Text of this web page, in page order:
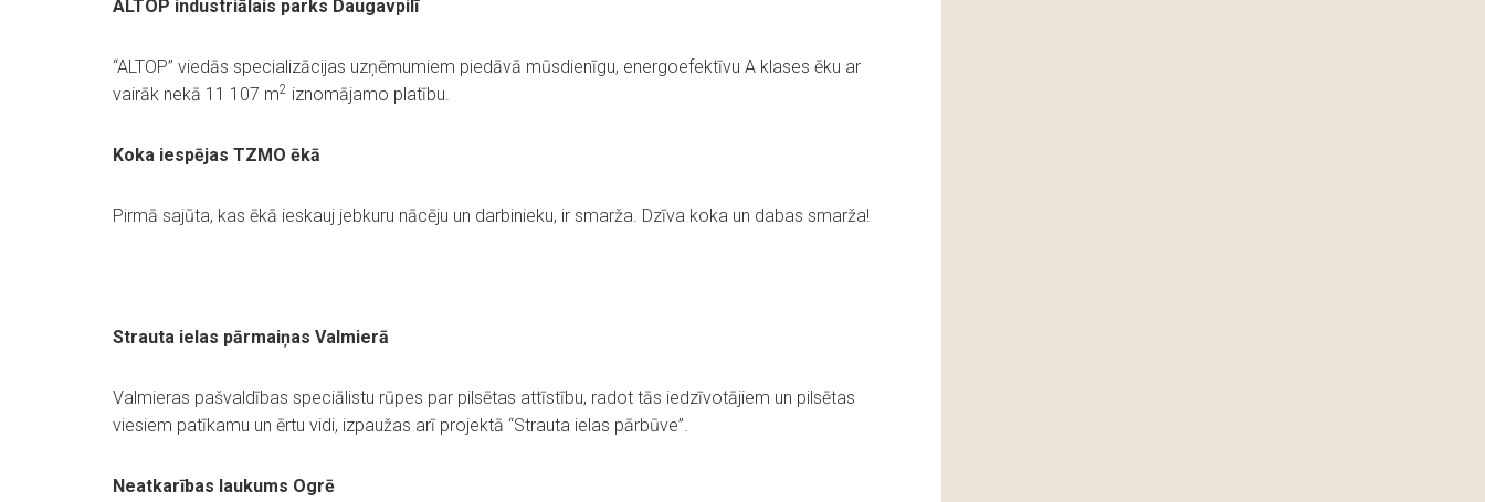
ALTOP industriālais parks Daugavpilī
“ALTOP” viedās specializācijas uzņēmumiem piedāvā mūsdienīgu, energoefektīvu A klases ēku ar
vairāk nekā 11 107 m2 iznomājamo platību.
Koka iespējas TZMO ēkā
Pirmā sajūta, kas ēkā ieskauj jebkuru nācēju un darbinieku, ir smarža. Dzīva koka un dabas smarža!
Strauta ielas pārmaiņas Valmierā
Valmieras pašvaldības speciālistu rūpes par pilsētas attīstību, radot tās iedzīvotājiem un pilsētas
viesiem patīkamu un ērtu vidi, izpaužas arī projektā “Strauta ielas pārbūve”.
Neatkarības laukums Ogrē